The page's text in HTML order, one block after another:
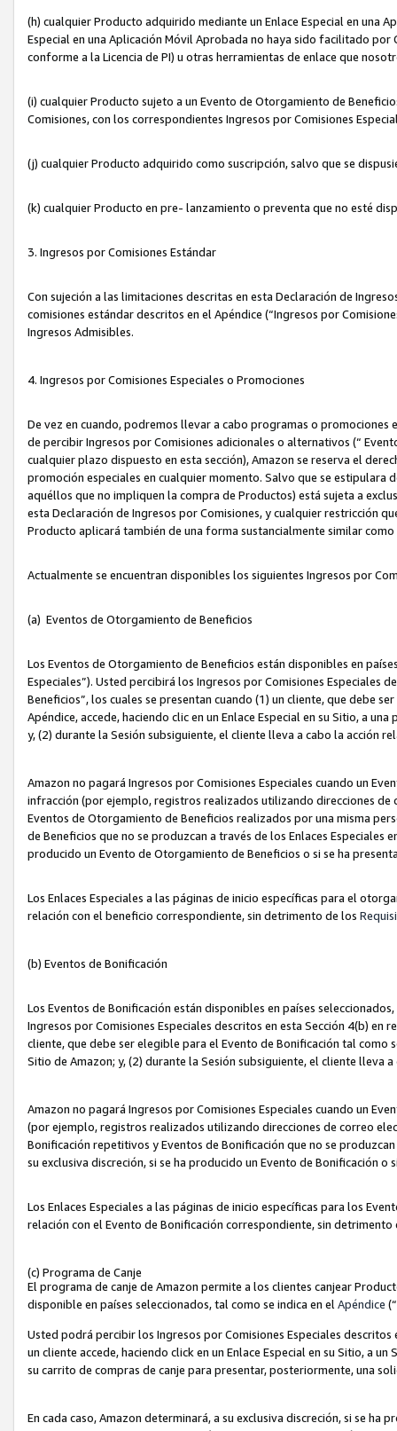
(h) cualquier Producto adquirido mediante un Enlace Especial en una
Especial en una Aplicación Móvil Aprobada no haya sido facilitado
conforme a la Licencia de PI) u otras herramientas de enlace que
(i) cualquier Producto sujeto a un Evento de Otorgamiento de
Comisiones, con los correspondientes Ingresos por Comisiones
(j) cualquier Producto adquirido como suscripción, salvo que se
(k) cualquier Producto en pre- lanzamiento o preventa que no esté
3. Ingresos por Comisiones Estándar
Con sujeción a las limitaciones descritas en esta Declaración de
comisiones estándar descritos en el Apéndice (“Ingresos por
Ingresos Admisibles.
4. Ingresos por Comisiones Especiales o Promociones
De vez en cuando, podremos llevar a cabo programas o
de percibir Ingresos por Comisiones adicionales o alternativos (“
cualquier plazo dispuesto en esta sección), Amazon se reserva el
promoción especiales en cualquier momento. Salvo que se
aquéllos que no impliquen la compra de Productos) está sujeta a
esta Declaración de Ingresos por Comisiones, y cualquier restricción
Producto aplicará también de una forma sustancialmente similar
Actualmente se encuentran disponibles los siguientes Ingresos por
(a) Eventos de Otorgamiento de Beneficios
Los Eventos de Otorgamiento de Beneficios están disponibles en
Especiales”). Usted percibirá los Ingresos por Comisiones Especiales
Beneficios”, los cuales se presentan cuando (1) un cliente, que debe
Apéndice, accede, haciendo clic en un Enlace Especial en su Sitio, a
y, (2) durante la Sesión subsiguiente, el cliente lleva a cabo la acción
Amazon no pagará Ingresos por Comisiones Especiales cuando un
infracción (por ejemplo, registros realizados utilizando direcciones
Eventos de Otorgamiento de Beneficios realizados por una misma
de Beneficios que no se produzcan a través de los Enlaces Especiales
producido un Evento de Otorgamiento de Beneficios o si se ha
Los Enlaces Especiales a las páginas de inicio específicas para el
relación con el beneficio correspondiente, sin detrimento de los
(b) Eventos de Bonificación
Los Eventos de Bonificación están disponibles en países
Ingresos por Comisiones Especiales descritos en esta Sección 4(b) en
cliente, que debe ser elegible para el Evento de Bonificación tal como
Sitio de Amazon; y, (2) durante la Sesión subsiguiente, el cliente lleva
Amazon no pagará Ingresos por Comisiones Especiales cuando un
(por ejemplo, registros realizados utilizando direcciones de correo
Bonificación repetitivos y Eventos de Bonificación que no se
su exclusiva discreción, si se ha producido un Evento de Bonificación
Los Enlaces Especiales a las páginas de inicio específicas para los
relación con el Evento de Bonificación correspondiente, sin
(c) Programa de Canje
El programa de canje de Amazon permite a los clientes canjear
disponible en países seleccionados, tal como se indica en el Apéndice
Usted podrá percibir los Ingresos por Comisiones Especiales
un cliente accede, haciendo click en un Enlace Especial en su Sitio, a
su carrito de compras de canje para presentar, posteriormente, una
En cada caso, Amazon determinará, a su exclusiva discreción, si se